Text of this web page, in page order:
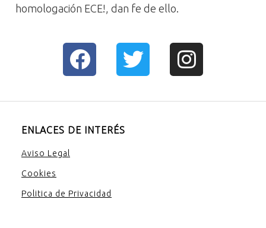
homologación ECE!, dan fe de ello.
ENLACES DE INTERÉS
Aviso Legal
Cookies
Politica de Privacidad